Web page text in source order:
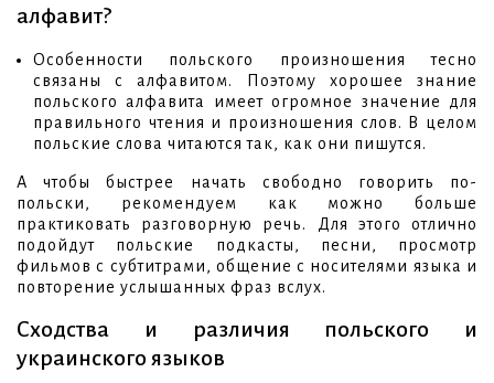
алфавит?
Особенности польского произношения тесно
связаны с алфавитом. Поэтому хорошее знание
польского алфавита имеет огромное значение для
правильного чтения и произношения слов. В целом
польские слова читаются так, как они пишутся.
А чтобы быстрее начать свободно говорить по-
польски, рекомендуем как можно больше
практиковать разговорную речь. Для этого отлично
подойдут польские подкасты, песни, просмотр
фильмов с субтитрами, общение с носителями языка и
повторение услышанных фраз вслух.
Сходства и различия польского и
украинского языков